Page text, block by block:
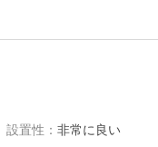
設置性 ： 非常に良い